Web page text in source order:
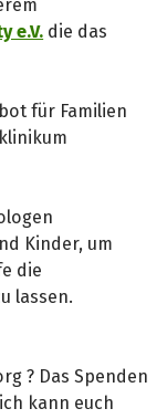
e.V. die das
für Familien
Kinder, um
die
lassen.
? Das Spenden
kann euch